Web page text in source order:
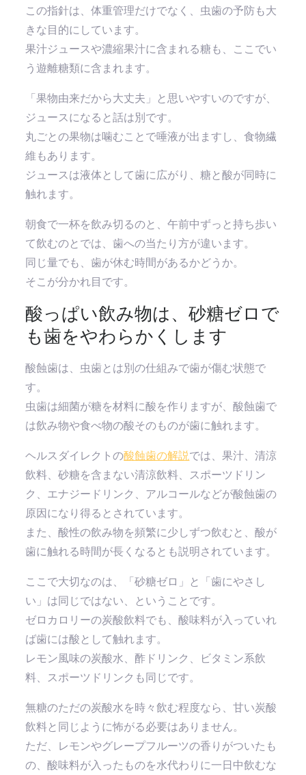
この指針は、体重管理だけでなく、虫歯の予防も大
きな目的にしています。
果汁ジュースや濃縮果汁に含まれる糖も、ここでい
う遊離糖類に含まれます。
「果物由来だから大丈夫」と思いやすいのですが、
ジュースになると話は別です。
丸ごとの果物は噛むことで唾液が出ますし、食物繊
維もあります。
ジュースは液体として歯に広がり、糖と酸が同時に
触れます。
朝食で一杯を飲み切るのと、午前中ずっと持ち歩い
て飲むのとでは、歯への当たり方が違います。
同じ量でも、歯が休む時間があるかどうか。
そこが分かれ目です。
酸っぱい飲み物は、砂糖ゼロで
も歯をやわらかくします
酸蝕歯は、虫歯とは別の仕組みで歯が傷む状態で
す。
虫歯は細菌が糖を材料に酸を作りますが、酸蝕歯で
は飲み物や食べ物の酸そのものが歯に触れます。
ヘルスダイレクトの酸蝕歯の解説では、果汁、清涼
飲料、砂糖を含まない清涼飲料、スポーツドリン
ク、エナジードリンク、アルコールなどが酸蝕歯の
原因になり得るとされています。
また、酸性の飲み物を頻繁に少しずつ飲むと、酸が
歯に触れる時間が長くなるとも説明されています。
ここで大切なのは、「砂糖ゼロ」と「歯にやさし
い」は同じではない、ということです。
ゼロカロリーの炭酸飲料でも、酸味料が入っていれ
ば歯には酸として触れます。
レモン風味の炭酸水、酢ドリンク、ビタミン系飲
料、スポーツドリンクも同じです。
無糖のただの炭酸水を時々飲む程度なら、甘い炭酸
飲料と同じように怖がる必要はありません。
ただ、レモンやグレープフルーツの香りがついたも
の、酸味料が入ったものを水代わりに一日中飲むな